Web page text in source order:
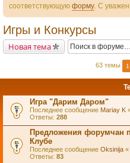
соответствующую форму. С
Игры и Конкурсы
Новая тема
63 темы 1
Игра "Дарим Даром"
Последнее сообщение Mariay K
Ответы: 288
Предложения форумчан
Клубе
Последнее сообщение Oksinija «
Ответы: 83